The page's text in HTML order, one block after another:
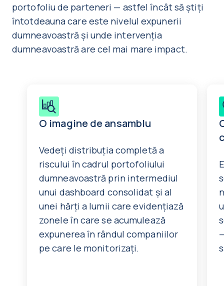
portofoliu de parteneri — astfel încât să știți
întotdeauna care este nivelul expunerii
dumneavoastră și unde intervenția
dumneavoastră are cel mai mare impact.
O imagine de ansamblu
Vedeți distribuția completă a
riscului în cadrul portofoliului
dumneavoastră prin intermediul
unui dashboard consolidat și al
unei hărți a lumii care evidențiază
zonele în care se acumulează
expunerea în rândul companiilor
pe care le monitorizați.